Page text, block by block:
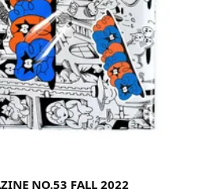
NO.53 FALL 2022